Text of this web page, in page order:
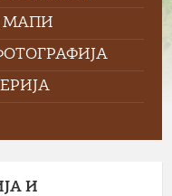
МАПИ
И